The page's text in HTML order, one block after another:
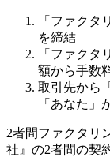
「ファクタ
を締結
「ファク
額から手数
取引先から
「あなた」
2者間ファクタリ
社』の2者間の契